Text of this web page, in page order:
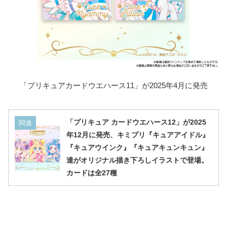
「プリキュアカードウエハース11」が2025年4月に発売
関連
「プリキュア カードウエハース12」が2025
年12月に発売、キミプリ『キュアアイドル』
『キュアウインク』『キュアキュンキュン』
達がオリジナル描き下ろしイラストで登場。
カードは全27種